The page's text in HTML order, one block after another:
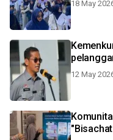
18 May
12 May